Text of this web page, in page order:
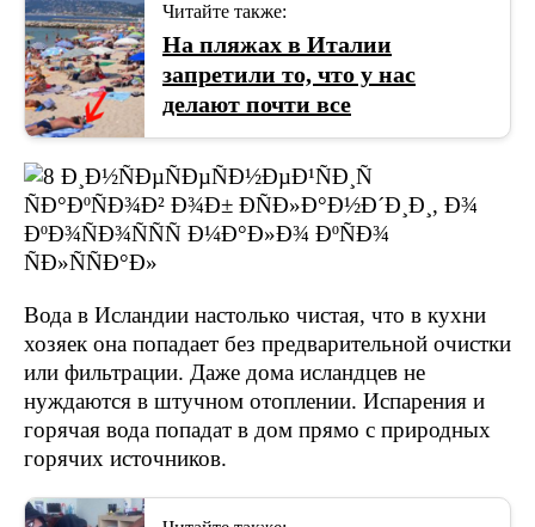
Читайте также:
На пляжах в Италии
запретили то, что у нас
делают почти все
Вода в Исландии настолько чистая, что в кухни
хозяек она попадает без предварительной очистки
или фильтрации. Даже дома исландцев не
нуждаются в штучном отоплении. Испарения и
горячая вода попадат в дом прямо с природных
горячих источников.